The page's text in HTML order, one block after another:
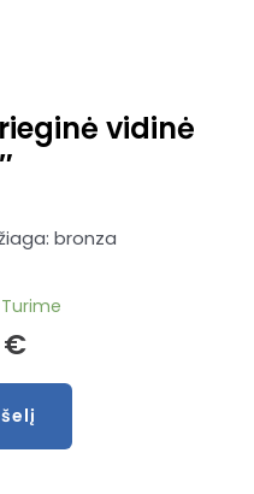
vidinė
bronza
Turime
€